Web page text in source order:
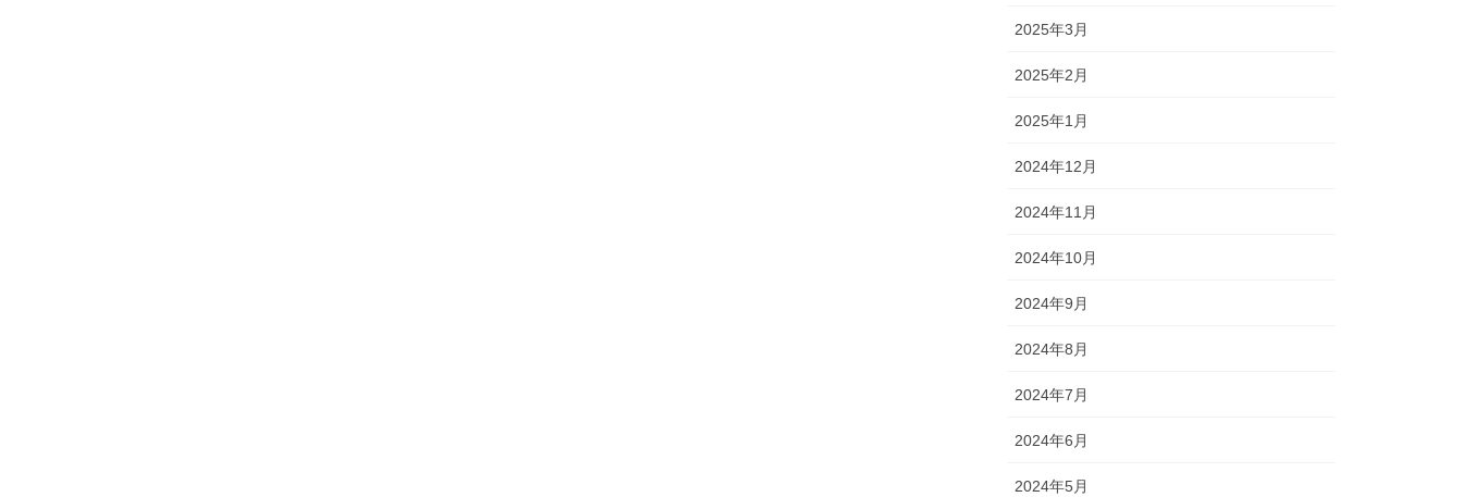
2025年3月
2025年2月
2025年1月
2024年12月
2024年11月
2024年10月
2024年9月
2024年8月
2024年7月
2024年6月
2024年5月